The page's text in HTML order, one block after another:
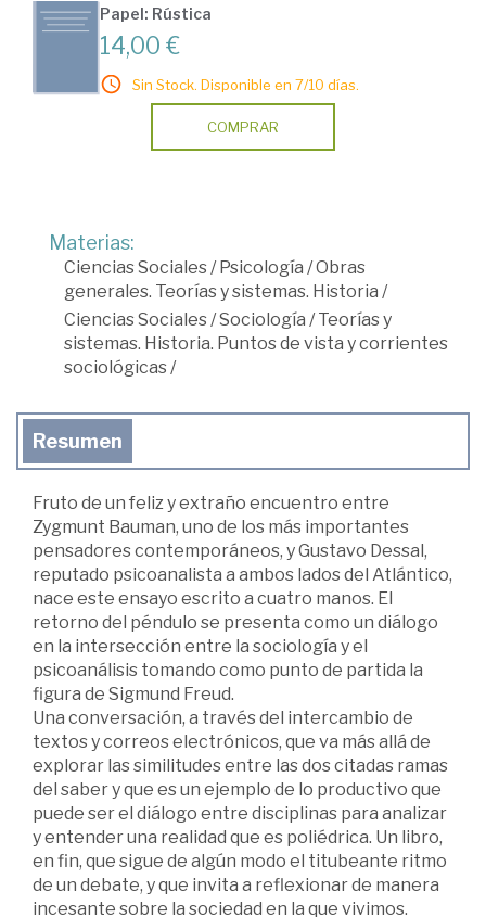
Papel: Rústica
14,00 €
Sin Stock. Disponible en 7/10 días.
COMPRAR
Materias:
Ciencias Sociales /Psicología /Obras
generales. Teorías y sistemas. Historia /
Ciencias Sociales /Sociología /Teorías y
sistemas. Historia. Puntos de vista y corrientes
sociológicas /
Resumen
Fruto de un feliz y extraño encuentro entre
Zygmunt Bauman, uno de los más importantes
pensadores contemporáneos, y Gustavo Dessal,
reputado psicoanalista a ambos lados del Atlántico,
nace este ensayo escrito a cuatro manos. El
retorno del péndulo se presenta como un diálogo
en la intersección entre la sociología y el
psicoanálisis tomando como punto de partida la
figura de Sigmund Freud.
Una conversación, a través del intercambio de
textos y correos electrónicos, que va más allá de
explorar las similitudes entre las dos citadas ramas
del saber y que es un ejemplo de lo productivo que
puede ser el diálogo entre disciplinas para analizar
y entender una realidad que es poliédrica. Un libro,
en fin, que sigue de algún modo el titubeante ritmo
de un debate, y que invita a reflexionar de manera
incesante sobre la sociedad en la que vivimos.